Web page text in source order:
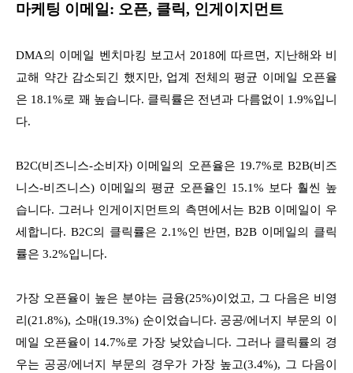
마케팅 이메일: 오픈, 클릭, 인게이지먼트
DMA의 이메일 벤치마킹 보고서 2018에 따르면, 지난해와 비
교해 약간 감소되긴 했지만, 업계 전체의 평균 이메일 오픈율
은 18.1%로 꽤 높습니다. 클릭률은 전년과 다름없이 1.9%입니
다.
B2C(비즈니스-소비자) 이메일의 오픈율은 19.7%로 B2B(비즈
니스-비즈니스) 이메일의 평균 오픈율인 15.1% 보다 훨씬 높
습니다. 그러나 인게이지먼트의 측면에서는 B2B 이메일이 우
세합니다. B2C의 클릭률은 2.1%인 반면, B2B 이메일의 클릭
률은 3.2%입니다.
가장 오픈율이 높은 분야는 금융(25%)이었고, 그 다음은 비영
리(21.8%), 소매(19.3%) 순이었습니다. 공공/에너지 부문의 이
메일 오픈율이 14.7%로 가장 낮았습니다. 그러나 클릭률의 경
우는 공공/에너지 부문의 경우가 가장 높고(3.4%), 그 다음이